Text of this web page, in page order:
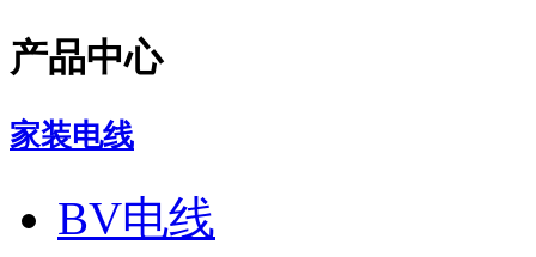
产品中心
家装电线
BV电线